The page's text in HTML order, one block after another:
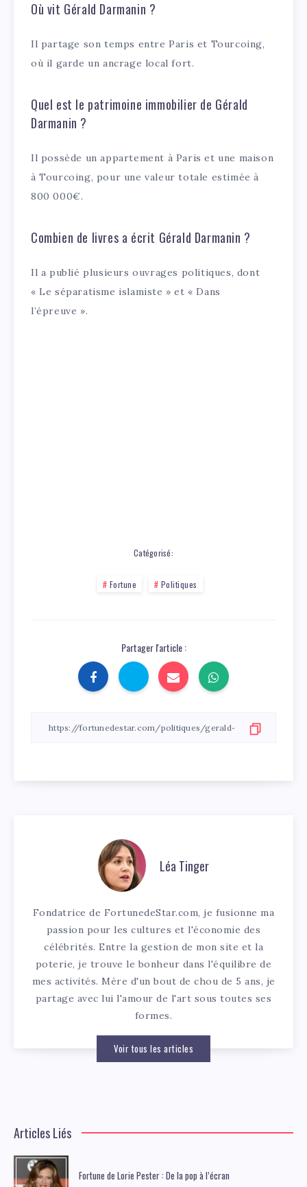
Où vit Gérald Darmanin ?
Il partage son temps entre Paris et Tourcoing,
où il garde un ancrage local fort.
Quel est le patrimoine immobilier de Gérald
Darmanin ?
Il possède un appartement à Paris et une maison
à Tourcoing, pour une valeur totale estimée à
800 000€.
Combien de livres a écrit Gérald Darmanin ?
Il a publié plusieurs ouvrages politiques, dont
« Le séparatisme islamiste » et « Dans
l’épreuve ».
Catégorisé:
Fortune Politiques
Partager l'article :
Léa Tinger
Fondatrice de FortunedeStar.com, je fusionne ma
passion pour les cultures et l'économie des
célébrités. Entre la gestion de mon site et la
poterie, je trouve le bonheur dans l'équilibre de
mes activités. Mère d'un bout de chou de 5 ans, je
partage avec lui l'amour de l'art sous toutes ses
formes.
Voir tous les articles
Articles Liés
Fortune de Lorie Pester : De la pop à l’écran